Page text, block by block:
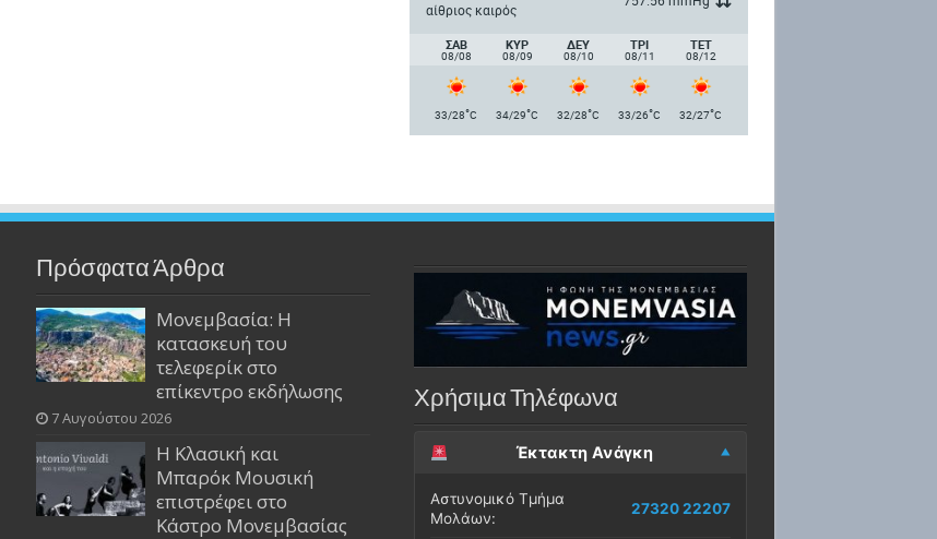
αίθριος καιρός
ΣΑΒ
08/08
ΚΥΡ
08/09
ΔΕΥ
08/10
ΤΡΙ
08/11
ΤΕΤ
08/12
33/28°C 34/29°C 32/28°C 33/26°C 32/27°C
Πρόσφατα Άρθρα
Μονεμβασία: Η
κατασκευή του
τελεφερίκ στο
επίκεντρο εκδήλωσης
7 Αυγούστου 2026
Η Κλασική και
Μπαρόκ Μουσική
επιστρέφει στο
Κάστρο Μονεμβασίας
Χρήσιμα Τηλέφωνα
Έκτακτη Ανάγκη
Αστυνομικό Τμήμα
Μολάων:
27320 22207